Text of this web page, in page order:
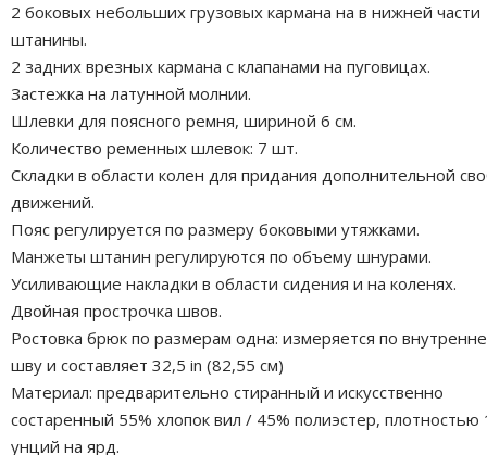
2 боковых небольших грузовых кармана на в нижней части
штанины.
2 задних врезных кармана с клапанами на пуговицах.
Застежка на латунной молнии.
Шлевки для поясного ремня, шириной 6 см.
Количество ременных шлевок: 7 шт.
Складки в области колен для придания дополнительной
движений.
Пояс регулируется по размеру боковыми утяжками.
Манжеты штанин регулируются по объему шнурами.
Усиливающие накладки в области сидения и на коленях.
Двойная прострочка швов.
Ростовка брюк по размерам одна: измеряется по
шву и составляет 32,5 in (82,55 см)
Материал: предварительно стиранный и искусственно
состаренный 55% хлопок вил / 45% полиэстер, плотностью
унций на ярд.